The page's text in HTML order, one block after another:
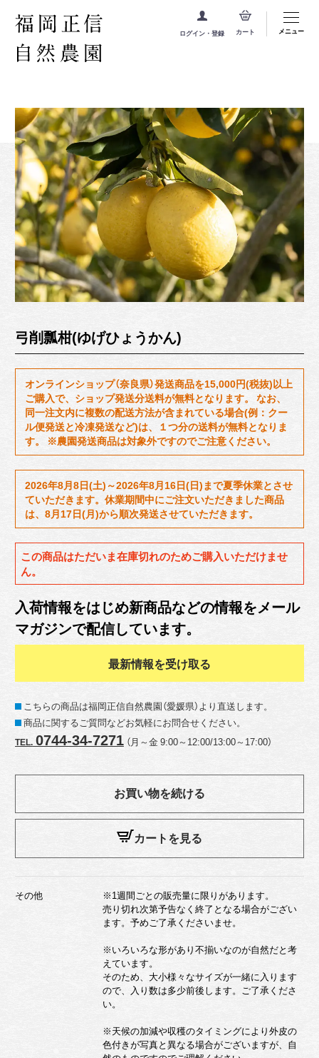
ログイン・登録 カート メニュー
弓削瓢柑(ゆげひょうかん)
オンラインショップ（奈良県）発送商品を15,000円(税抜)以上
ご購入で、ショップ発送分送料が無料となります。 なお、
同一注文内に複数の配送方法が含まれている場合(例：クー
ル便発送と冷凍発送など)は、１つ分の送料が無料となりま
す。 ※農園発送商品は対象外ですのでご注意ください。
2026年8月8日(土)～2026年8月16日(日)まで夏季休業とさせ
ていただきます。休業期間中にご注文いただきました商品
は、8月17日(月)から順次発送させていただきます。
この商品はただいま在庫切れのためご購入いただけませ
ん。
入荷情報をはじめ新商品などの情報をメール
マガジンで配信しています。
最新情報を受け取る
こちらの商品は福岡正信自然農園（愛媛県）より直送します。
商品に関するご質問などお気軽にお問合せください。
TEL.0744-34-7271（月～金 9:00～12:00/13:00～17:00）
お買い物を続ける
カートを見る
その他
※1週間ごとの販売量に限りがあります。
売り切れ次第予告なく終了となる場合がござい
ます。予めご了承くださいませ。
※いろいろな形があり不揃いなのが自然だと考
えています。
そのため、大小様々なサイズが一緒に入ります
ので、入り数は多少前後します。ご了承くださ
い。
※天候の加減や収穫のタイミングにより外皮の
色付きが写真と異なる場合がございますが、自